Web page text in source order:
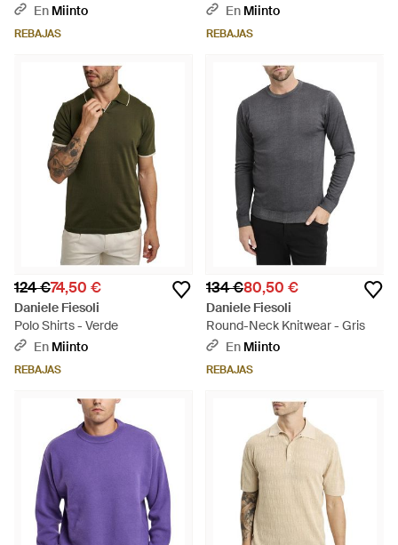
En Miinto
REBAJAS
En Miinto
REBAJAS
124 €74,50 €
Daniele Fiesoli
Polo Shirts - Verde
En Miinto
REBAJAS
134 €80,50 €
Daniele Fiesoli
Round-Neck Knitwear - Gris
En Miinto
REBAJAS